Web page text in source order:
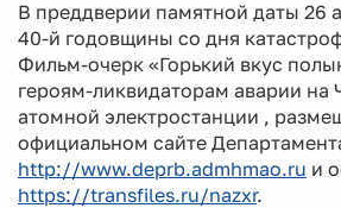
В преддверии памятной даты 26
40-й годовщины со дня
Фильм-очерк «Горький вкус
героям-ликвидаторам аварии на
атомной электростанции ,
официальном сайте
http://www.deprb.admhmao.ru и
https://transfiles.ru/nazxr.